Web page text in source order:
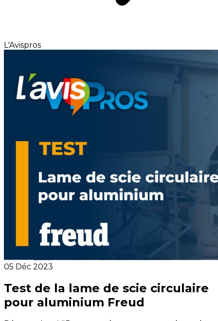
L'Avispros
05 Déc 2023
Test de la lame de scie circulaire
pour aluminium Freud